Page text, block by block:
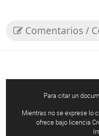
Comentarios /
Para citar un
Mientras no se exprese lo
ofrece bajo licencia